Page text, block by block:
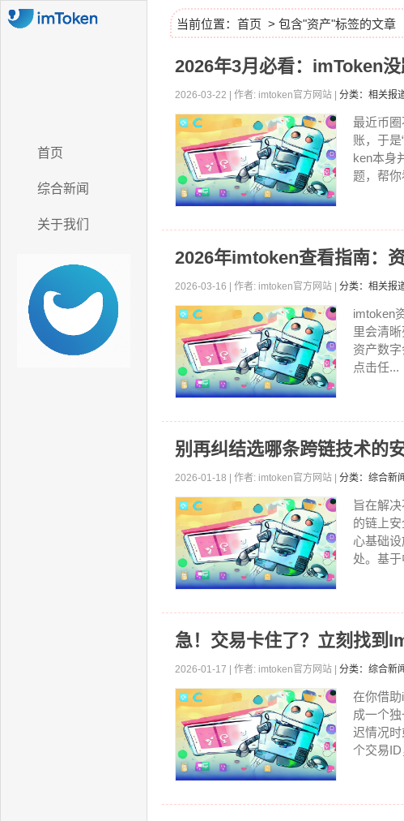
首页
综合新闻
关于我们
当前位置： 首页 > 包含"资产"标签的文章
2026年3月必看：imToken
2026-03-22 | 作者: imtoken官方网站 | 分类：相关报
最近币
账，于
ken本身
题，帮你
2026年imtoken查看指南：
2026-03-16 | 作者: imtoken官方网站 | 分类：相关报
imtoken
里会清
资产数
点击任...
别再纠结选哪条跨链技术的
2026-01-18 | 作者: imtoken官方网站 | 分类：综合新
旨在解
的链上
心基础
处。基
急！交易卡住了？立刻找到
2026-01-17 | 作者: imtoken官方网站 | 分类：综合新
在你借
成一个
迟情况
个交易ID